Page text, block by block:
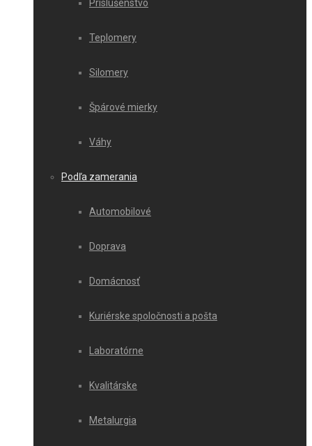
Príslušenstvo
Teplomery
Silomery
Špárové mierky
Váhy
Podľa zamerania
Automobilové
Doprava
Domácnosť
Kuriérske spoločnosti a pošta
Laboratórne
Kvalitárske
Metalurgia